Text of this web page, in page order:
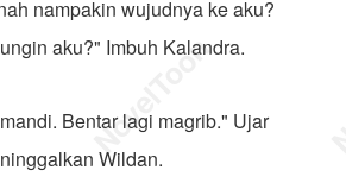
nampakin wujudnya ke aku?
aku?" Imbuh Kalandra.
Bentar lagi magrib." Ujar
Wildan.